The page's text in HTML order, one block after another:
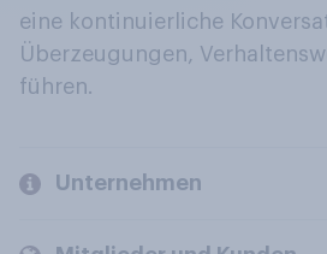
eine kontinuierliche
Überzeugungen,
führen.
Unternehmen